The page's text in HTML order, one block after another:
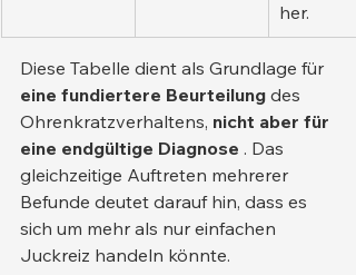
her.
Diese Tabelle dient als Grundlage für
eine fundiertere Beurteilung des
Ohrenkratzverhaltens, nicht aber für
eine endgültige Diagnose . Das
gleichzeitige Auftreten mehrerer
Befunde deutet darauf hin, dass es
sich um mehr als nur einfachen
Juckreiz handeln könnte.